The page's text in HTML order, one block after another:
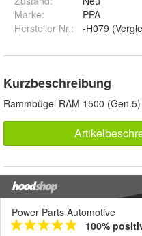
Marke:
PPA
Hersteller Nr.:
-H079
Kurzbeschreibung
Rammbügel RAM 1500
Power Parts Automotive
100%